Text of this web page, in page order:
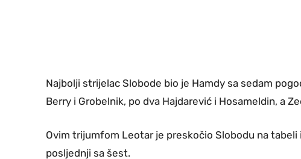
Najbolji strijelac Slobode bio je Hamdy sa sedam
Berry i Grobelnik, po dva Hajdarević i Hosameldin, a
Ovim trijumfom Leotar je preskočio Slobodu na tabeli
posljednji sa šest.